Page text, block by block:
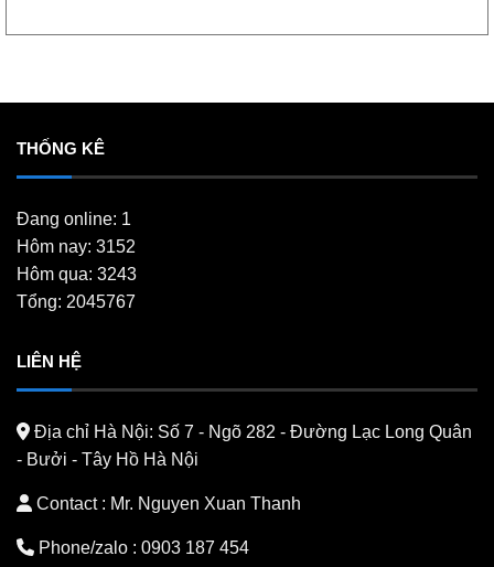
THỐNG KÊ
Đang online: 1
Hôm nay: 3152
Hôm qua: 3243
Tổng: 2045767
LIÊN HỆ
Địa chỉ Hà Nội: Số 7 - Ngõ 282 - Đường Lạc Long Quân
- Bưởi - Tây Hồ Hà Nội
Contact : Mr. Nguyen Xuan Thanh
Phone/zalo : 0903 187 454